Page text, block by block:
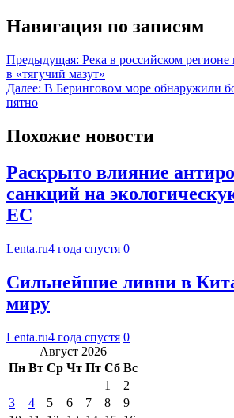
Навигация по записям
Предыдущая: Река в российском регионе
в «тягучий мазут»
Далее: В Беринговом море обнаружили
пятно
Похожие новости
Раскрыто влияние
санкций на
ЕС
Lenta.ru4 года спустя 0
Сильнейшие ливни в
миру
Lenta.ru4 года спустя 0
Август 2026
Пн Вт Ср Чт Пт Сб Вс
1
2
3
4 5 6 7 8
9